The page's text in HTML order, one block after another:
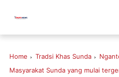
Home Tradsi Khas Sunda
Masyarakat Sunda yang mulai